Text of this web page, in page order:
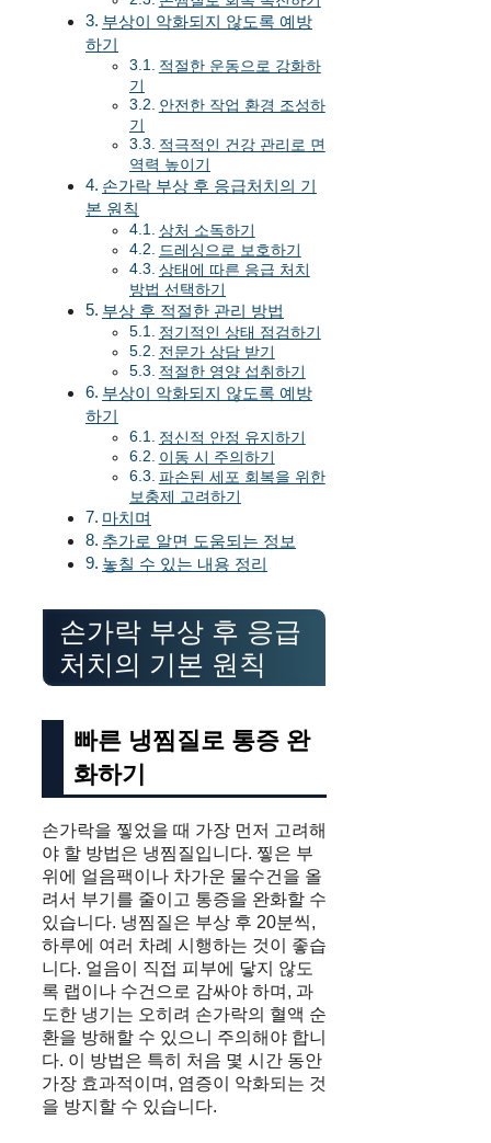
부상이 악화되지 않도록 예방
하기
적절한 운동으로 강화하
기
안전한 작업 환경 조성하
기
적극적인 건강 관리로 면
역력 높이기
손가락 부상 후 응급처치의 기
본 원칙
상처 소독하기
드레싱으로 보호하기
상태에 따른 응급 처치
방법 선택하기
부상 후 적절한 관리 방법
정기적인 상태 점검하기
전문가 상담 받기
적절한 영양 섭취하기
부상이 악화되지 않도록 예방
하기
정신적 안정 유지하기
이동 시 주의하기
파손된 세포 회복을 위한
보충제 고려하기
마치며
추가로 알면 도움되는 정보
놓칠 수 있는 내용 정리
손가락 부상 후 응급
처치의 기본 원칙
빠른 냉찜질로 통증 완
화하기
손가락을 찧었을 때 가장 먼저 고려해
야 할 방법은 냉찜질입니다. 찧은 부
위에 얼음팩이나 차가운 물수건을 올
려서 부기를 줄이고 통증을 완화할 수
있습니다. 냉찜질은 부상 후 20분씩,
하루에 여러 차례 시행하는 것이 좋습
니다. 얼음이 직접 피부에 닿지 않도
록 랩이나 수건으로 감싸야 하며, 과
도한 냉기는 오히려 손가락의 혈액 순
환을 방해할 수 있으니 주의해야 합니
다. 이 방법은 특히 처음 몇 시간 동안
가장 효과적이며, 염증이 악화되는 것
을 방지할 수 있습니다.